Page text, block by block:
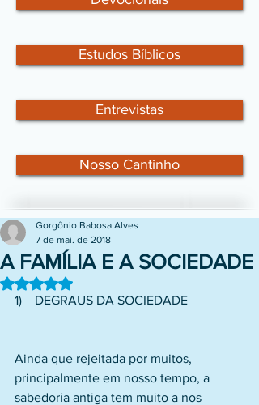
Estudos Bíblicos
Entrevistas
Nosso Cantinho
A FAMÍLIA E A SOCIEDADE
Gorgônio Babosa Alves
7 de mai. de 2018
Avaliado com NaN de 5 estrelas.
1)    DEGRAUS DA SOCIEDADE
Ainda que rejeitada por muitos,
principalmente em nosso tempo, a
sabedoria antiga tem muito a nos